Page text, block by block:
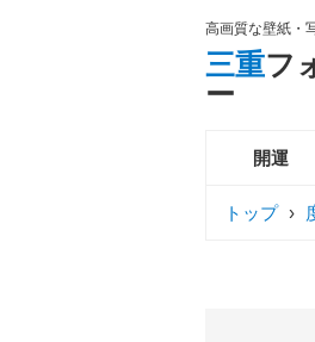
高画質な壁紙・
三重フ
ー
開運
トップ ›